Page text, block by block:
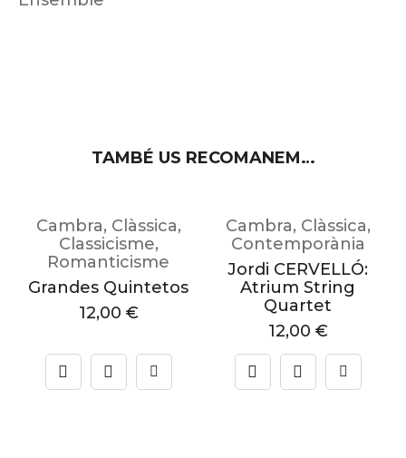
TAMBÉ US RECOMANEM…
Cambra, Clàssica,
Classicisme,
Romanticisme
Grandes Quintetos
12,00 €
Cambra, Clàssica,
Contemporània
Jordi CERVELLÓ:
Atrium String
Quartet
12,00 €